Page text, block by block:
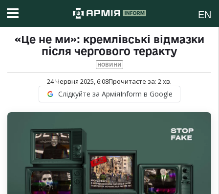
EN
«Це не ми»: кремлівські відмазки
після чергового теракту
НОВИНИ
24 Червня 2025, 6:08Прочитаєте за: 2хв.
Слідкуйте за АрміяInform в Google